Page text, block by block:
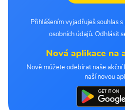
Přihlášením vyjadřuješ souhlas
osobních údajů. Odhlásit
Nová aplikace na
Nově můžete odebírat naše
naší novou